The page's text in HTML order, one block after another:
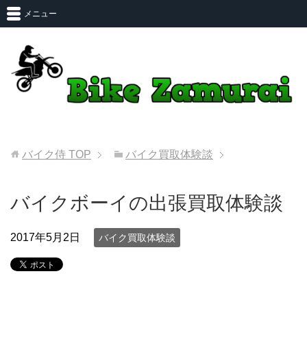
メニュー
バイク侍 TOP バイク買取体験談
バイクボーイの出張買取体験談
2017年5月2日 バイク買取体験談